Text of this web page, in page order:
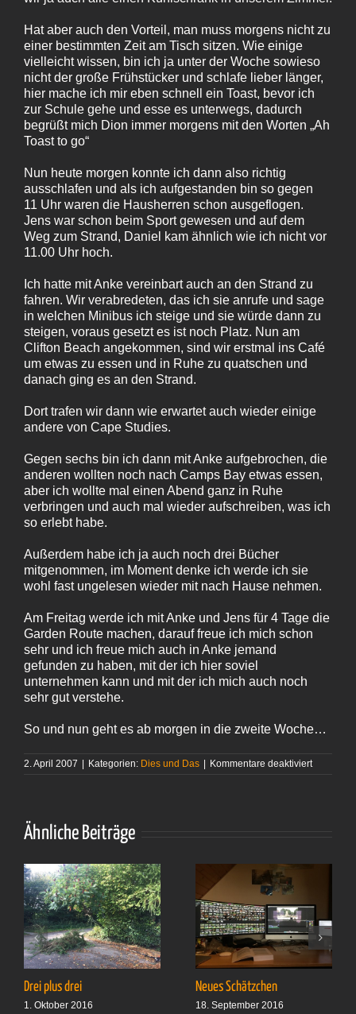
Hat aber auch den Vorteil, man muss morgens nicht zu
einer bestimmten Zeit am Tisch sitzen. Wie einige
vielleicht wissen, bin ich ja unter der Woche sowieso
nicht der große Frühstücker und schlafe lieber länger,
hier mache ich mir eben schnell ein Toast, bevor ich
zur Schule gehe und esse es unterwegs, dadurch
begrüßt mich Dion immer morgens mit den Worten „Ah
Toast to go“
Nun heute morgen konnte ich dann also richtig
ausschlafen und als ich aufgestanden bin so gegen
11 Uhr waren die Hausherren schon ausgeflogen.
Jens war schon beim Sport gewesen und auf dem
Weg zum Strand, Daniel kam ähnlich wie ich nicht vor
11.00 Uhr hoch.
Ich hatte mit Anke vereinbart auch an den Strand zu
fahren. Wir verabredeten, das ich sie anrufe und sage
in welchen Minibus ich steige und sie würde dann zu
steigen, voraus gesetzt es ist noch Platz. Nun am
Clifton Beach angekommen, sind wir erstmal ins Café
um etwas zu essen und in Ruhe zu quatschen und
danach ging es an den Strand.
Dort trafen wir dann wie erwartet auch wieder einige
andere von Cape Studies.
Gegen sechs bin ich dann mit Anke aufgebrochen, die
anderen wollten noch nach Camps Bay etwas essen,
aber ich wollte mal einen Abend ganz in Ruhe
verbringen und auch mal wieder aufschreiben, was ich
so erlebt habe.
Außerdem habe ich ja auch noch drei Bücher
mitgenommen, im Moment denke ich werde ich sie
wohl fast ungelesen wieder mit nach Hause nehmen.
Am Freitag werde ich mit Anke und Jens für 4 Tage die
Garden Route machen, darauf freue ich mich schon
sehr und ich freue mich auch in Anke jemand
gefunden zu haben, mit der ich hier soviel
unternehmen kann und mit der ich mich auch noch
sehr gut verstehe.
So und nun geht es ab morgen in die zweite Woche…
2. April 2007 | Kategorien: Dies und Das | Kommentare deaktiviertfür
Ähnliche Beiträge
Drei plus drei
1. Oktober 2016
Neues Schätzchen
18. September 2016